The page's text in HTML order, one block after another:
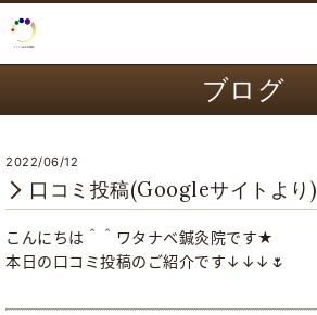
ブログ
2022/06/12
口コミ投稿(Googleサイトより)
こんにちは＾＾ワタナベ鍼灸院です★
本日の口コミ投稿のご紹介です↓↓↓🌷